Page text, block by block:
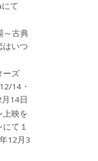
て
～古典
はいつ
ーズ
14・
14日
上映を
て１
12月3